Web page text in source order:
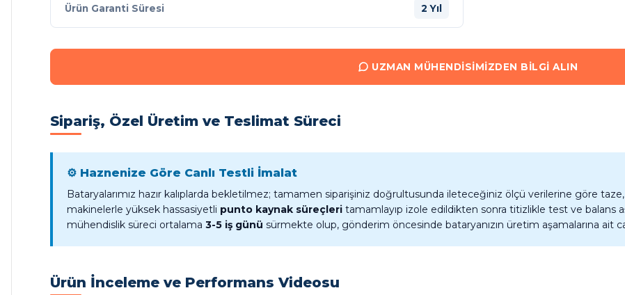
Ürün Garanti Süresi 2 Yıl
UZMAN MÜHENDISIMIZDEN BILGI ALIN
Sipariş, Özel Üretim ve Teslimat Süreci
⚙️ Haznenize Göre Canlı Testli İmalat
Bataryalarımız hazır kalıplarda bekletilmez; tamamen siparişiniz doğrultusunda ileteceğiniz ölçü verilerine göre
makinelerle yüksek hassasiyetli punto kaynak süreçleri tamamlayıp izole edildikten sonra titizlikle test ve balans
mühendislik süreci ortalama 3-5 iş günü sürmekte olup, gönderim öncesinde bataryanızın üretim aşamalarına ait
Ürün İnceleme ve Performans Videosu